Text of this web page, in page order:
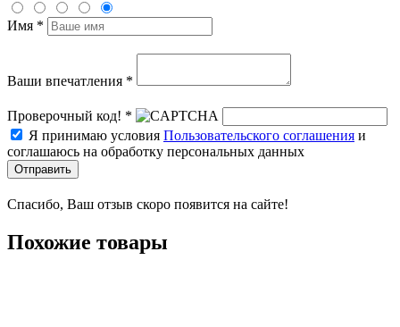
Имя *
Ваши впечатления *
Проверочный код! *
Я принимаю условия Пользовательского соглашения и
соглашаюсь на обработку персональных данных
Отправить
Спасибо, Ваш отзыв скоро появится на сайте!
Похожие товары